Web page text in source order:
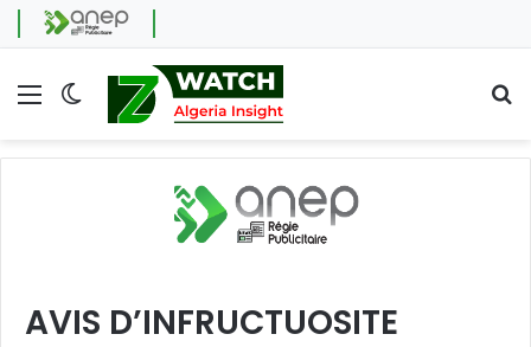
Menu Switch skin
AVIS D’INFRUCTUOSITE